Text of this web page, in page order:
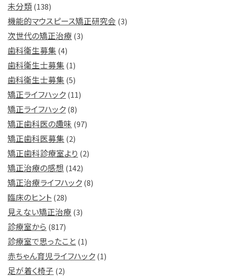
未分類(138)
機能的マウスピース矯正研究会 (3)
次世代の矯正治療 (3)
歯科衛生募集 (4)
歯科衛生士募集 (1)
歯科衛生士募集 (5)
矯正ライフハック(11)
矯正ライフハック(8)
矯正歯科医の趣味 (97)
矯正歯科医募集 (2)
矯正歯科診療室より (2)
矯正治療の感想 (142)
矯正治療ライフハック(8)
臨床のヒント(28)
見えない矯正治療 (3)
診療室から (817)
診療室で思ったこと (1)
赤ちゃん育児ライフハック(1)
足が着く椅子 (2)